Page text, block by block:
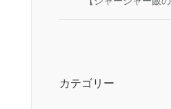
カテゴリー